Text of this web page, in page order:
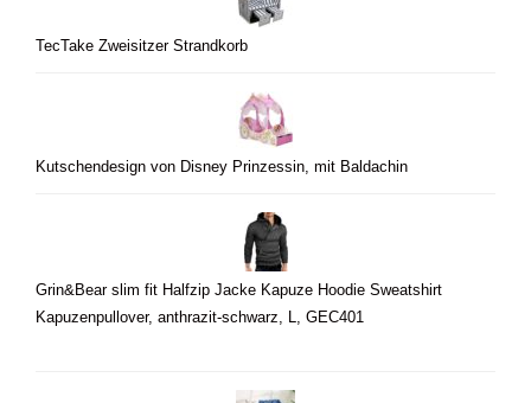
TecTake Zweisitzer Strandkorb
Kutschendesign von Disney Prinzessin, mit Baldachin
Grin&Bear slim fit Halfzip Jacke Kapuze Hoodie Sweatshirt
Kapuzenpullover, anthrazit-schwarz, L, GEC401